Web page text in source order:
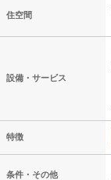
住空間
設備・サービス
特徴
条件・その他